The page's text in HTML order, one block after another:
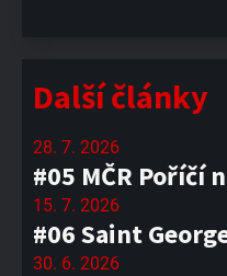
Další články
28. 7. 2026
#05 MČR Poříčí
15. 7. 2026
#06 Saint
30. 6. 2026